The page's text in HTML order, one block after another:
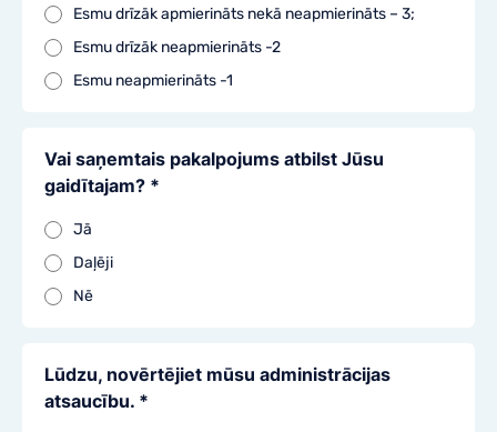
Esmu drīzāk apmierināts nekā neapmierināts – 3;
Esmu drīzāk neapmierināts -2
Esmu neapmierināts -1
Vai saņemtais pakalpojums atbilst Jūsu
gaidītajam? *
Jā
Daļēji
Nē
Lūdzu, novērtējiet mūsu administrācijas
atsaucību. *